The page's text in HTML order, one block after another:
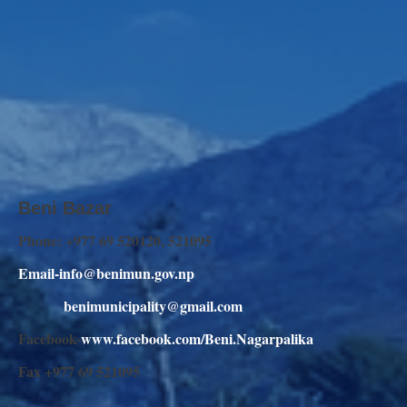
Beni Bazar
Phone: +977 69 520120, 521095
Email-info@benimun.gov.np
benimunicipality@gmail.com
Facebook-www.facebook.com/Beni.Nagarpalika
Fax +977 69 521095